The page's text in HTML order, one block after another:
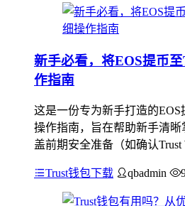
新手必看，将EOS提币
作指南
这是一份专为新手打造的EOS
操作指南，旨在帮助新手清
盖前期安全准备（如确认Trust
Trust钱包下载 qbadmin